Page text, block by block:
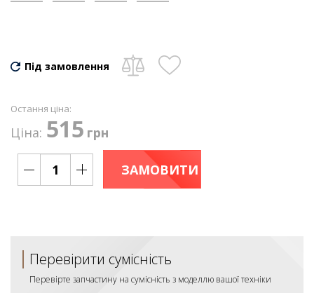
Під замовлення
Остання ціна:
Ціна: 515 грн
ЗАМОВИТИ
Перевірити сумісність
Перевірте запчастину на сумісність з моделлю вашої техніки